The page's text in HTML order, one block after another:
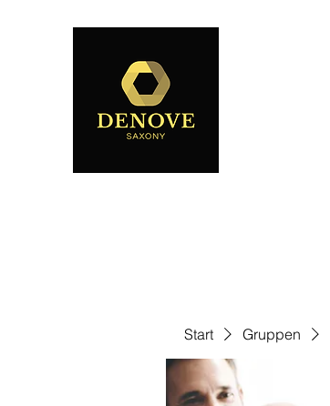
Start Gruppen